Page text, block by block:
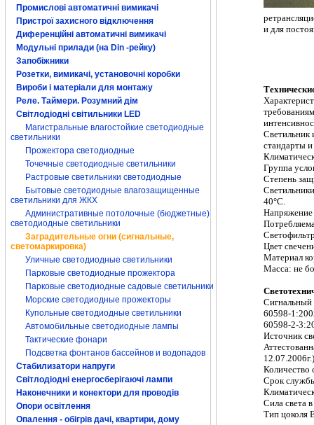
Промислові автоматичні вимикачі
Пристрої захисного відключення
Диференційні автоматичні вимикачі
Модульні прилади (на Din -рейку)
Запобіжники
Розетки, вимикачі, установочні коробки
Вироби і матеріали для монтажу
Реле. Таймери. Розумний дім
Світлодіодні світильники LED
Магистральные влагостойкие светодиодные
светильники
Прожектора светодиодные
Точечные светодиодные светильники
Растровые светильники светодиодные
Бытовые светодиодные влагозащищенные
светильники для ЖКХ
Административные потолочные (бюджетные)
светодиодные светильники
Заградительные огни (сигнальные,
светомаркировка)
Уличные светодиодные светильники
Парковые светодиодные прожектора
Парковые светодиодные садовые светильники
Морские светодиодные прожекторы
Купольные светодиодные светильники
Автомобильные светодиодные лампы
Тактические фонари
Подсветка фонтанов бассейнов и водопадов
Стабилизатори напруги
Світлодіодні енергосберігаючі лампи
Наконечники и конектори для проводів
Опори освітлення
Опалення - обігрів дачі, квартири, дому
и для
Светильник
стандарты
Группа
Степень
40°С.
Цвет
Материал
Масса: не
Сигнальный
60598-
60598-2-
Источник
12.07.2006г.)
Количество
Срок
Сила света
Тип цоколя